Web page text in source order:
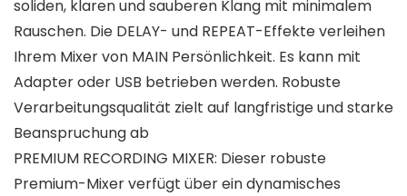
soliden, klaren und sauberen Klang mit minimalem
Rauschen. Die DELAY- und REPEAT-Effekte verleihen
Ihrem Mixer von MAIN Persönlichkeit. Es kann mit
Adapter oder USB betrieben werden. Robuste
Verarbeitungsqualität zielt auf langfristige und starke
Beanspruchung ab
PREMIUM RECORDING MIXER: Dieser robuste
Premium-Mixer verfügt über ein dynamisches